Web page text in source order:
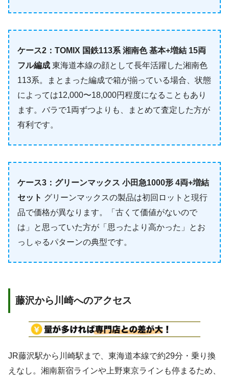
ケース2：TOMIX 国鉄113系 湘南色 基本+増結 15両
フル編成 東海道本線の顔として長年活躍した湘南色
113系。まとまった編成で箱が揃っている場合、状態
によっては12,000〜18,000円程度になることもあり
ます。バラで1両ずつよりも、まとめて査定した方が
有利です。
ケース3：グリーンマックス 小田急1000形 4両+増結
セット グリーンマックスの製品は初回ロットと現行
品で価格が異なります。「古くて価値がないので
は」と思っていた方が「思ったより高かった」とお
っしゃるパターンの典型です。
藤沢から川崎へのアクセス
JR藤沢駅から川崎駅まで、東海道本線で約29分・乗り換
えなし。湘南新宿ラインや上野東京ラインも停まるため、